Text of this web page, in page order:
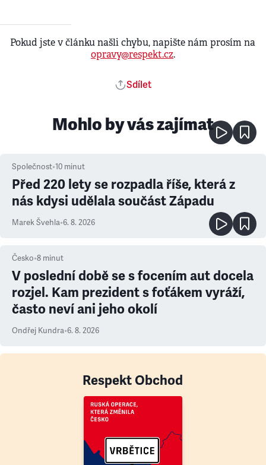
Pokud jste v článku našli chybu, napište nám prosím na
opravy@respekt.cz.
Sdílet
Mohlo by vás zajímat
Společnost•10 minut
Před 220 lety se rozpadla říše, která z
nás kdysi udělala součást Západu
Marek Švehla•6. 8. 2026
Česko•8 minut
V poslední době se s focením aut docela
rozjel. Kam prezident s foťákem vyráží,
často neví ani jeho okolí
Ondřej Kundra•6. 8. 2026
Respekt Obchod